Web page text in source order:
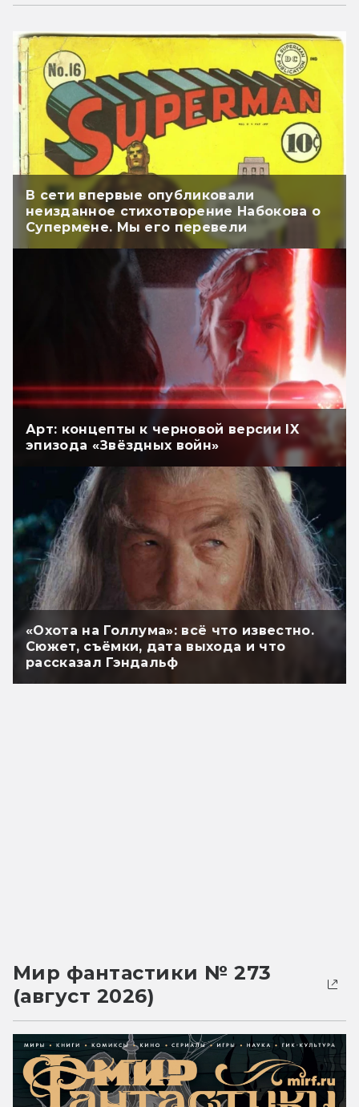
В сети впервые опубликовали
неизданное стихотворение Набокова о
Супермене. Мы его перевели
Арт: концепты к черновой версии IX
эпизода «Звёздных войн»
«Охота на Голлума»: всё что известно.
Сюжет, съёмки, дата выхода и что
рассказал Гэндальф
Мир фантастики № 273
(август 2026)